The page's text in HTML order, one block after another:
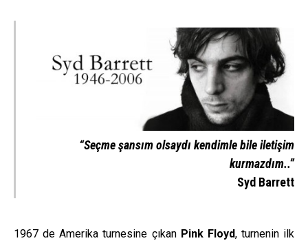
“Seçme şansım olsaydı kendimle bile iletişim
kurmazdım..”
Syd Barrett
1967 de Amerika turnesine çıkan Pink Floyd, turnenin ilk